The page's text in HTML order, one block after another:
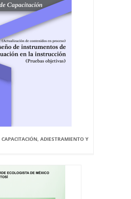
CAPACITACIÓN, ADIESTRAMIENTO Y